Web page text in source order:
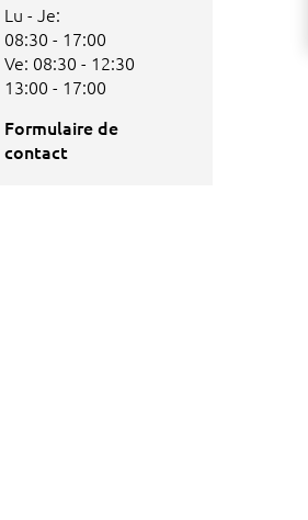
Lu - Je:
08:30 - 17:00
Ve: 08:30 - 12:30
13:00 - 17:00
Formulaire de
contact